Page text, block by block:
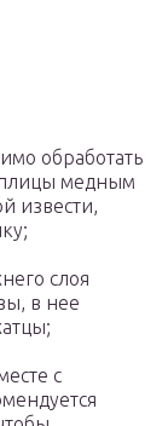
обработать
медным
извести,
слоя
в нее
с